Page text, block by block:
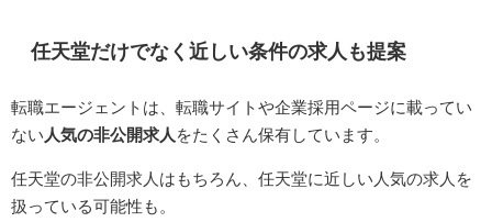
任天堂だけでなく近しい条件の求人も提案
転職エージェントは、転職サイトや企業採用ページに載ってい
ない 人気の非公開求人 をたくさん保有しています。
任天堂の非公開求人はもちろん、任天堂に近しい人気の求人を
扱っている可能性も。